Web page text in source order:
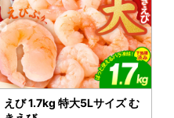
えび 1.7kg 特大5Lサイズ む